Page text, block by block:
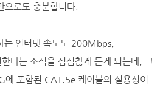
로도 충분합니다.
는 인터넷 속도도 200Mbps,
다는 소식을 심심찮게 듣게 되는데, 그
포함된 CAT.5e 케이블의 실용성이